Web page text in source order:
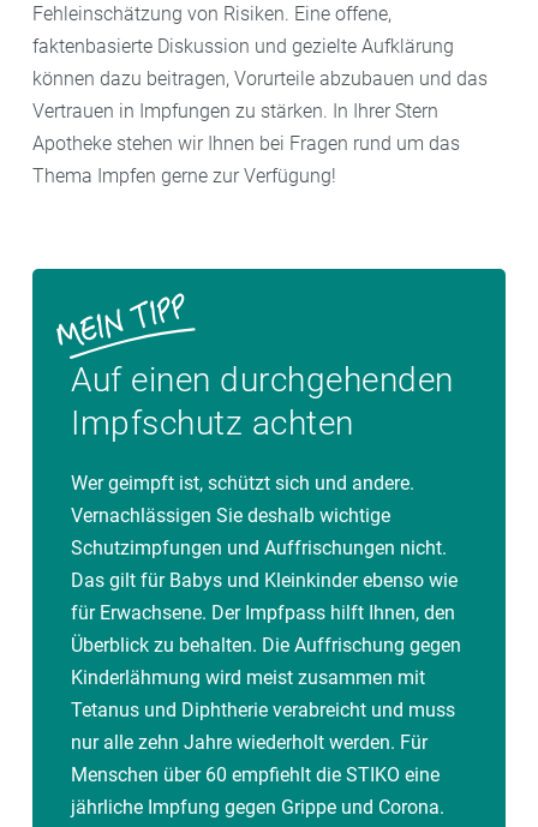
Impfungen sind daher nicht nur eine individuelle,
sondern auch eine gesellschaftliche Entscheidung.
Nebenwirkungen haben könnten.Hintergrund:
COVID-19-Impfstoffe wurden zwar in Rekordzeit
entwickelt, aber dennoch nach den üblichen strengen
Zulassungsstandards geprüft. Die große
internationale Aufmerksamkeit hat zu einer
Beschleunigung der Prozesse geführt, ohne dass
Fehleinschätzung von Risiken. Eine offene,
faktenbasierte Diskussion und gezielte Aufklärung
können dazu beitragen, Vorurteile abzubauen und das
Vertrauen in Impfungen zu stärken. In Ihrer Stern
Apotheke stehen wir Ihnen bei Fragen rund um das
Thema Impfen gerne zur Verfügung!
Auf einen durchgehenden
Impfschutz achten
Wer geimpft ist, schützt sich und andere.
Vernachlässigen Sie deshalb wichtige
Schutzimpfungen und Auffrischungen nicht.
Das gilt für Babys und Kleinkinder ebenso wie
für Erwachsene. Der Impfpass hilft Ihnen, den
Überblick zu behalten. Die Auffrischung gegen
Kinderlähmung wird meist zusammen mit
Tetanus und Diphtherie verabreicht und muss
nur alle zehn Jahre wiederholt werden. Für
Menschen über 60 empfiehlt die STIKO eine
jährliche Impfung gegen Grippe und Corona.